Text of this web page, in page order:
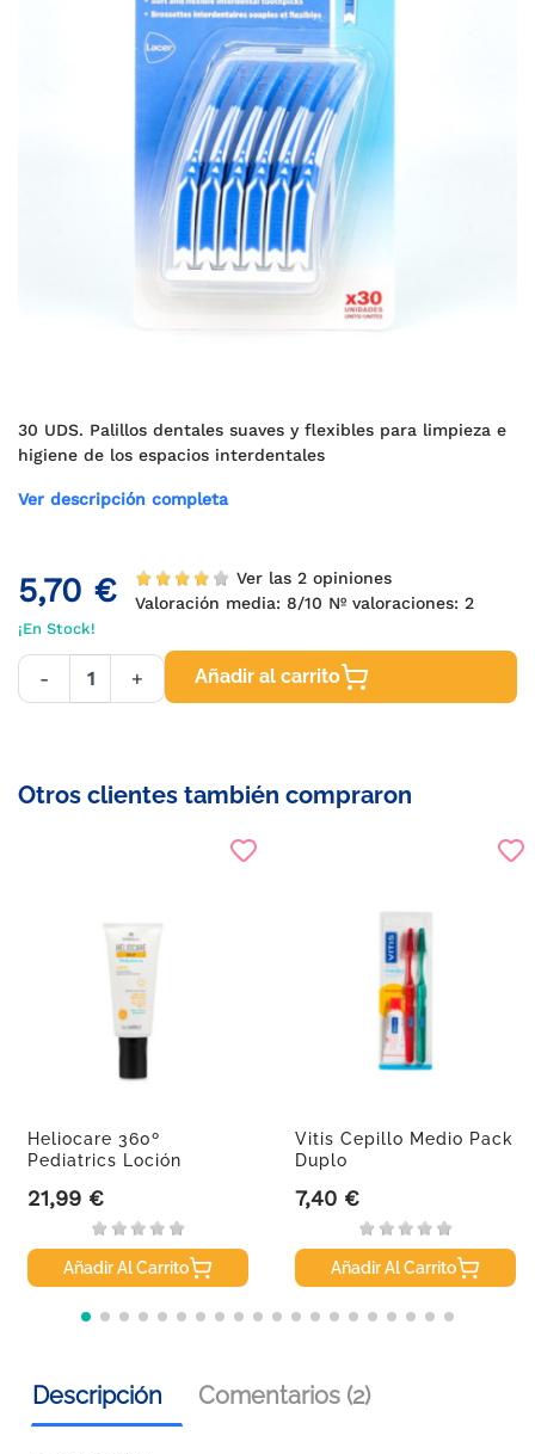
30 UDS. Palillos dentales suaves y flexibles para limpieza e
higiene de los espacios interdentales
Ver descripción completa
5,70 €
Ver las 2 opiniones
Valoración media: 8/10 Nº valoraciones: 2
¡En Stock!
- + Añadir al carrito
Otros clientes también compraron
Heliocare 360º
Pediatrics Loción
Precio
21,99 €
Añadir Al Carrito
Vitis Cepillo Medio Pack
Duplo
Precio
7,40 €
Añadir Al Carrito
Descripción Comentarios (2)